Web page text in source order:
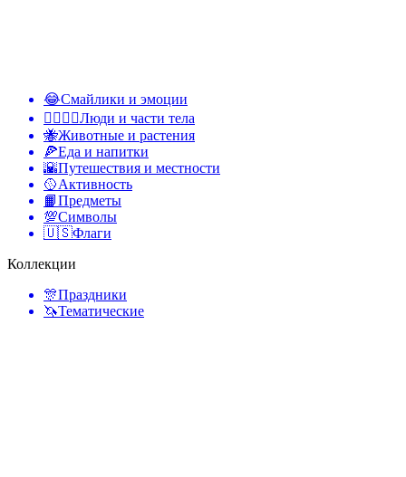
😂Смайлики и эмоции
👩‍❤️‍💋‍👨Люди и части тела
🐝Животные и растения
🍕Еда и напитки
🌇Путешествия и местности
🥎Активность
📙Предметы
💯Символы
🇺🇸Флаги
Коллекции
🎊Праздники
🦄Тематические